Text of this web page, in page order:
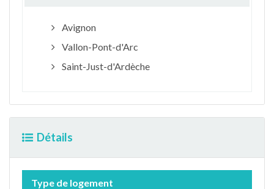
Avignon
Vallon-Pont-d'Arc
Saint-Just-d'Ardèche
Détails
Type de logement